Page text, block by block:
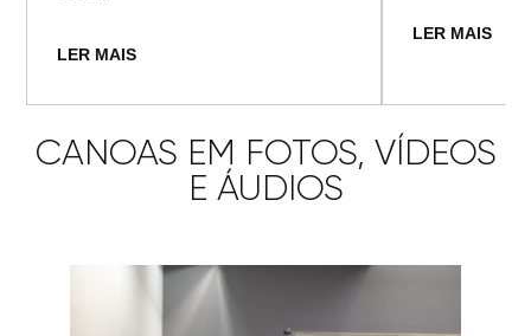
LER MAIS
LER MAIS
CANOAS EM FOTOS, VÍDEOS
E ÁUDIOS